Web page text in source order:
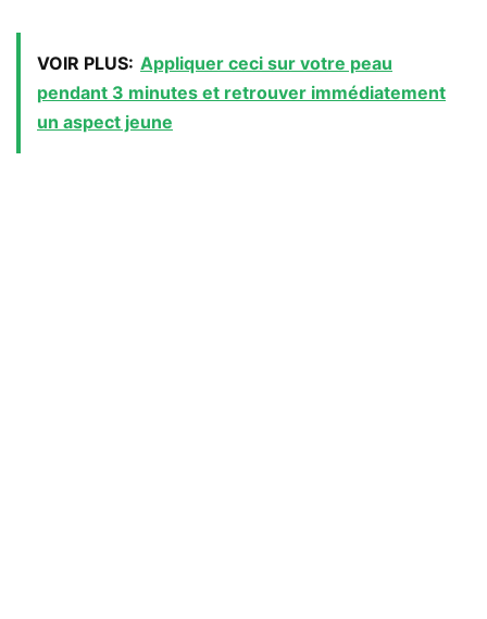
VOIR PLUS: Appliquer ceci sur votre peau
pendant 3 minutes et retrouver immédiatement
un aspect jeune